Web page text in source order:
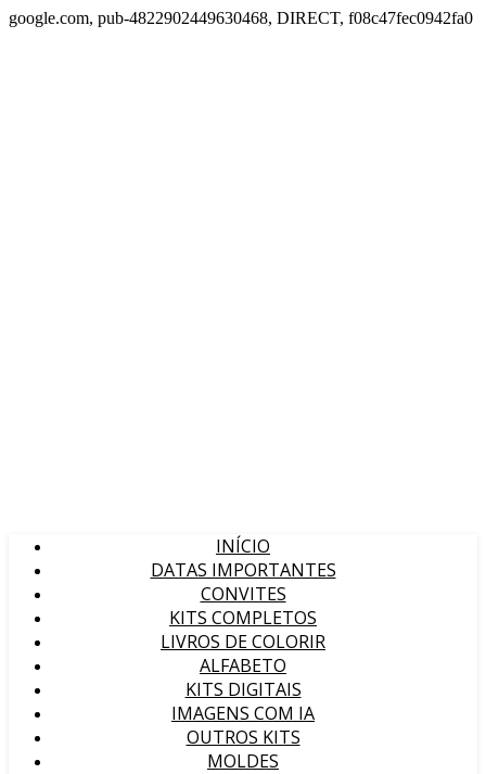
google.com, pub-4822902449630468, DIRECT, f08c47fec0942fa0
INÍCIO
DATAS IMPORTANTES
CONVITES
KITS COMPLETOS
LIVROS DE COLORIR
ALFABETO
KITS DIGITAIS
IMAGENS COM IA
OUTROS KITS
MOLDES